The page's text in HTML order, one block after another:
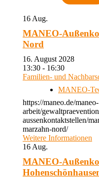
16 Aug.
MANEO-
Nord
16. August 2028
13:30 - 16:30
Familien- und
MANEO-
https://maneo.de/maneo-
arbeit/
aussenkontaktstellen/
marzahn-nord/
Weitere Informationen
16 Aug.
MANEO-